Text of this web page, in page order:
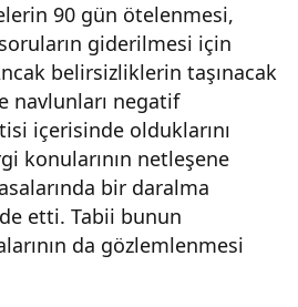
90 gün ötelenmesi,
giderilmesi için
belirsizliklerin taşınacak
navlunları negatif
içerisinde olduklarını
konularının netleşene
bir daralma
etti. Tabii bunun
da gözlemlenmesi